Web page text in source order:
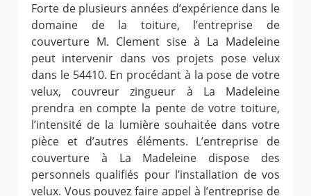
Forte de plusieurs années d’expérience dans le
domaine de la toiture, l’entreprise de
couverture M. Clement sise à La Madeleine
peut intervenir dans vos projets pose velux
dans le 54410. En procédant à la pose de votre
velux, couvreur zingueur à La Madeleine
prendra en compte la pente de votre toiture,
l’intensité de la lumière souhaitée dans votre
pièce et d’autres éléments. L’entreprise de
couverture à La Madeleine dispose des
personnels qualifiés pour l’installation de vos
velux. Vous pouvez faire appel à l’entreprise de